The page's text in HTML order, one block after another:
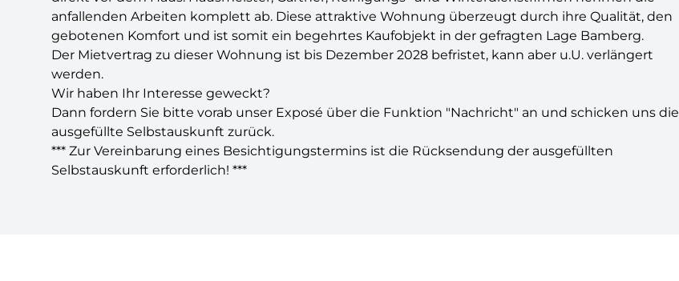
anfallenden Arbeiten komplett ab. Diese attraktive Wohnung überzeugt durch ihre Qualität, den
gebotenen Komfort und ist somit ein begehrtes Kaufobjekt in der gefragten Lage Bamberg.
Der Mietvertrag zu dieser Wohnung ist bis Dezember 2028 befristet, kann aber u.U. verlängert
werden.
Wir haben Ihr Interesse geweckt?
Dann fordern Sie bitte vorab unser Exposé über die Funktion "Nachricht" an und schicken uns die
ausgefüllte Selbstauskunft zurück.
*** Zur Vereinbarung eines Besichtigungstermins ist die Rücksendung der ausgefüllten
Selbstauskunft erforderlich! ***